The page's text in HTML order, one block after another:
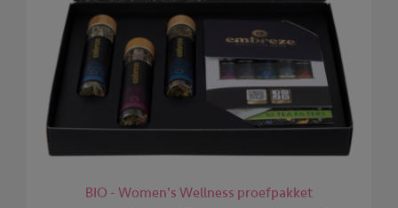
BIO - Women's Wellness proefpakket